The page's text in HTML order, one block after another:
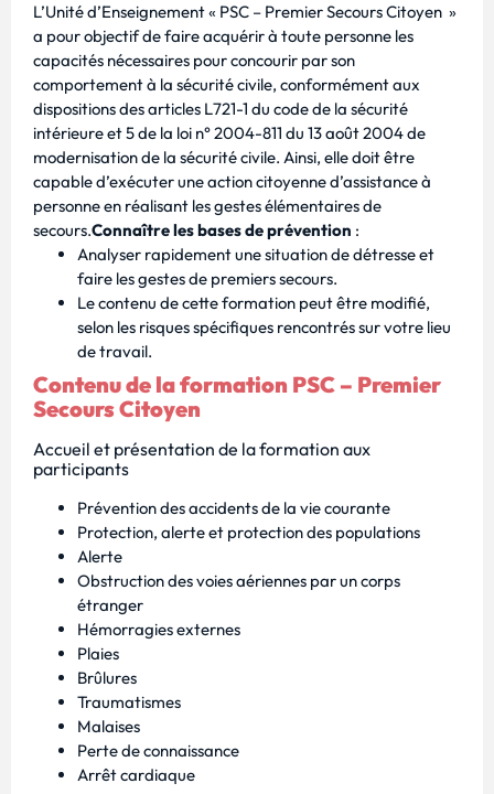
L’Unité d’Enseignement « PSC – Premier Secours Citoyen »
a pour objectif de faire acquérir à toute personne les
capacités nécessaires pour concourir par son
comportement à la sécurité civile, conformément aux
dispositions des articles L721-1 du code de la sécurité
intérieure et 5 de la loi n° 2004-811 du 13 août 2004 de
modernisation de la sécurité civile. Ainsi, elle doit être
capable d’exécuter une action citoyenne d’assistance à
personne en réalisant les gestes élémentaires de
secours.Connaître les bases de prévention :
Analyser rapidement une situation de détresse et
faire les gestes de premiers secours.
Le contenu de cette formation peut être modifié,
selon les risques spécifiques rencontrés sur votre lieu
de travail.
Contenu de la formation PSC – Premier
Secours Citoyen
Accueil et présentation de la formation aux
participants
Prévention des accidents de la vie courante
Protection, alerte et protection des populations
Alerte
Obstruction des voies aériennes par un corps
étranger
Hémorragies externes
Plaies
Brûlures
Traumatismes
Malaises
Perte de connaissance
Arrêt cardiaque